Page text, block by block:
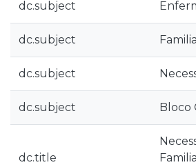
dc.subject
dc.subject
dc.subject
dc.subject Bloco
dc.title